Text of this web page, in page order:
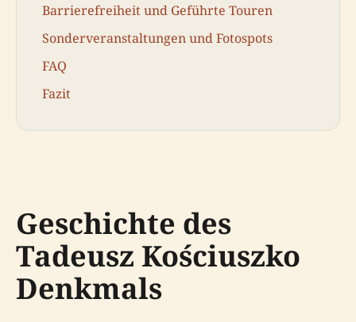
Barrierefreiheit und Geführte Touren
Sonderveranstaltungen und Fotospots
FAQ
Fazit
Geschichte des
Tadeusz Kościuszko
Denkmals